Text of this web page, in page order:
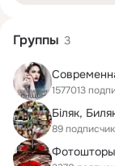
Группы 3
1577013
Біляк,
89
Фотошторы